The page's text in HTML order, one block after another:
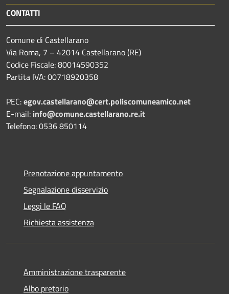
CONTATTI
Comune di Castellarano
Via Roma, 7 – 42014 Castellarano (RE)
Codice Fiscale: 80014590352
Partita IVA: 00718920358
PEC:egov.castellarano@cert.poliscomuneamico.net
E-mail: info@comune.castellarano.re.it
Telefono: 0536 850114
Prenotazione appuntamento
Segnalazione disservizio
Leggi le FAQ
Richiesta assistenza
Amministrazione trasparente
Albo pretorio